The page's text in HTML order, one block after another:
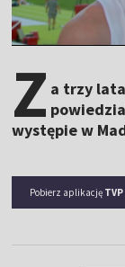
Z a trzy
występie w
Pobierz aplikację